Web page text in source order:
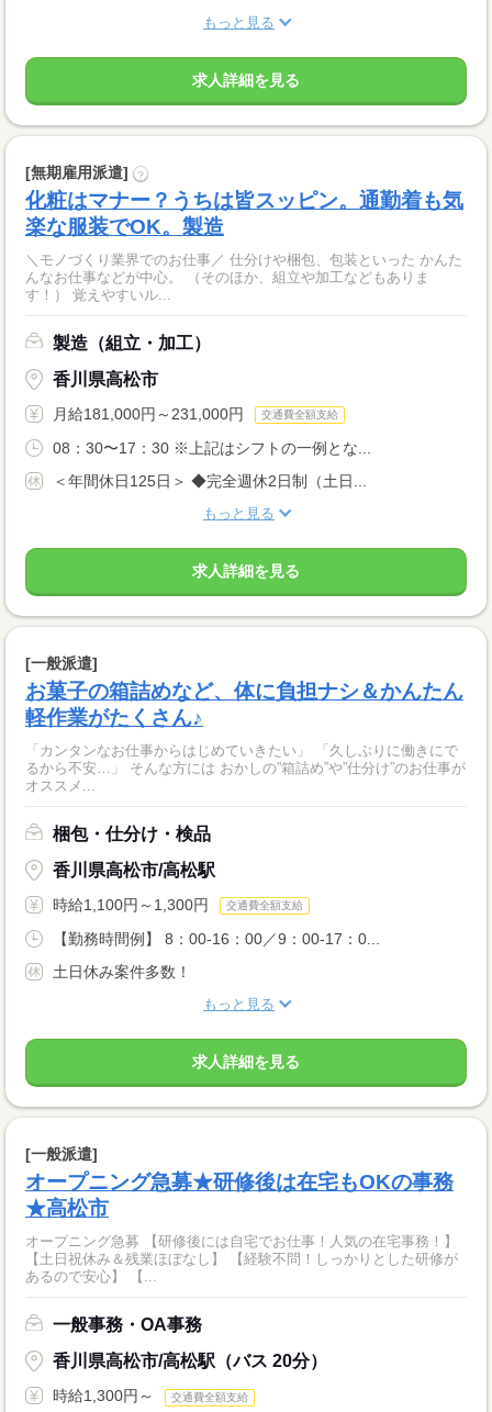
もっと見る
求人詳細を見る
[無期雇用派遣] ?
化粧はマナー？うちは皆スッピン。通勤着も気
楽な服装でOK。製造
＼モノづくり業界でのお仕事／ 仕分けや梱包、包装といった かんた
んなお仕事などが中心。 （そのほか、組立や加工などもありま
す！） 覚えやすいル...
製造（組立・加工）
香川県高松市
月給181,000円～231,000円 交通費全額支給
08：30〜17：30 ※上記はシフトの一例とな...
＜年間休日125日＞ ◆完全週休2日制（土日...
もっと見る
求人詳細を見る
[一般派遣]
お菓子の箱詰めなど、体に負担ナシ＆かんたん
軽作業がたくさん♪
「カンタンなお仕事からはじめていきたい」 「久しぶりに働きにで
るから不安…」 そんな方には おかしの”箱詰め”や”仕分け”のお仕事が
オススメ...
梱包・仕分け・検品
香川県高松市/高松駅
時給1,100円～1,300円 交通費全額支給
【勤務時間例】 8：00-16：00／9：00-17：0...
土日休み案件多数！
もっと見る
求人詳細を見る
[一般派遣]
オープニング急募★研修後は在宅もOKの事務
★高松市
オープニング急募 【研修後には自宅でお仕事！人気の在宅事務！】
【土日祝休み＆残業ほぼなし】 【経験不問！しっかりとした研修が
あるので安心】 【...
一般事務・OA事務
香川県高松市/高松駅（バス 20分）
時給1,300円～ 交通費全額支給